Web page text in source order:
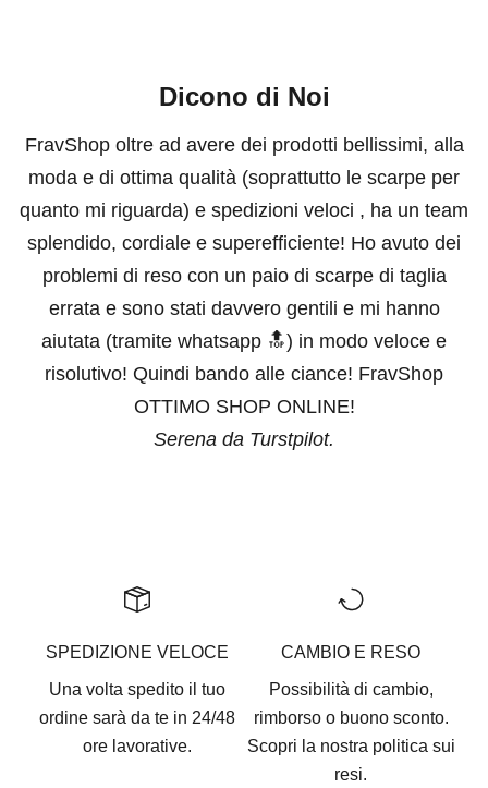
Dicono di Noi
FravShop oltre ad avere dei prodotti bellissimi, alla
moda e di ottima qualità (soprattutto le scarpe per
quanto mi riguarda) e spedizioni veloci , ha un team
splendido, cordiale e superefficiente! Ho avuto dei
problemi di reso con un paio di scarpe di taglia
errata e sono stati davvero gentili e mi hanno
aiutata (tramite whatsapp 🔝) in modo veloce e
risolutivo! Quindi bando alle ciance! FravShop
OTTIMO SHOP ONLINE!
Serena da Turstpilot.
SPEDIZIONE VELOCE
Una volta spedito il tuo
ordine sarà da te in 24/48
ore lavorative.
CAMBIO E RESO
Possibilità di cambio,
rimborso o buono sconto.
Scopri la nostra politica sui
resi.